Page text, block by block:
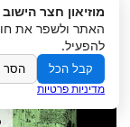
מוזיאון חצר
האתר ולשפר את
להפעיל.
קבל הכל הסר
מדיניות פרטיות